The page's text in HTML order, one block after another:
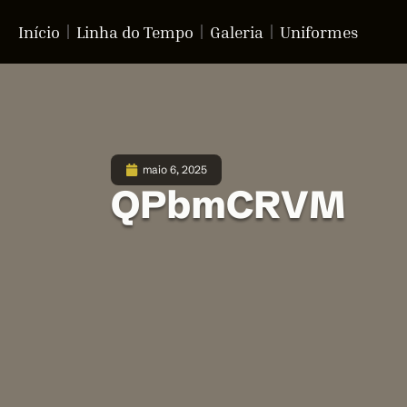
Início Linha do Tempo Galeria Uniformes
maio 6, 2025
QPbmCRVM